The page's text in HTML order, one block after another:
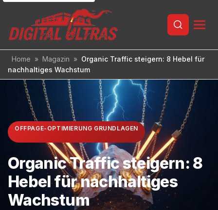
Inhalt
Home » Magazin » Organic Traffic steigern: 8 Hebel für
nachhaltiges Wachstum
OFFPAGE-OPTIMIERUNG GRUNDLAGEN
Organic Traffic steigern: 8
Hebel für nachhaltiges
Wachstum